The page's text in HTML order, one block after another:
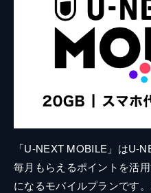
「U-NEXT MOBILE」はU-
毎月もらえるポイントを活
になるモバイルプランです